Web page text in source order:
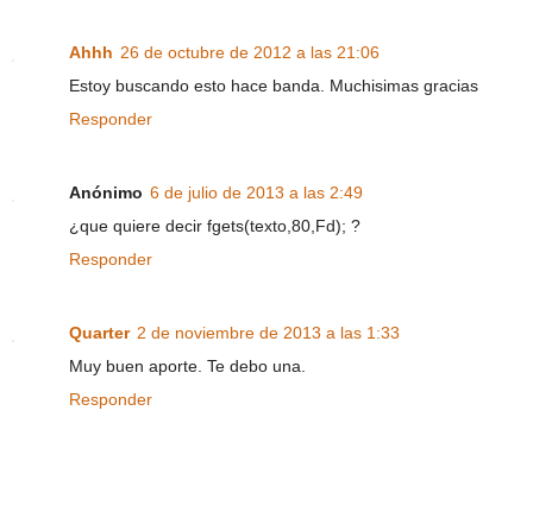
Ahhh 26 de octubre de 2012 a las 21:06
Estoy buscando esto hace banda. Muchisimas gracias
Responder
Anónimo 6 de julio de 2013 a las 2:49
¿que quiere decir fgets(texto,80,Fd); ?
Responder
Quarter 2 de noviembre de 2013 a las 1:33
Muy buen aporte. Te debo una.
Responder